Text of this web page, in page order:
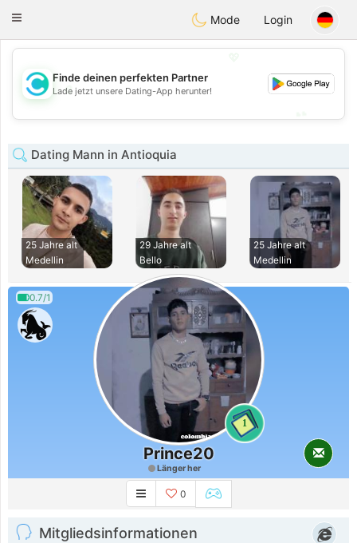
olombiaCitas
Toggle
Mode Login
💖
💕
Finde deinen perfekten Partner
Lade jetzt unsere Dating-App herunter!
Dating Mann in Antioquia
25 Jahre alt
Medellin
29 Jahre alt
Bello
25 Jahre alt
Medellin
0.7/1
1
Prince20
Länger her
0
Mitgliedsinformationen